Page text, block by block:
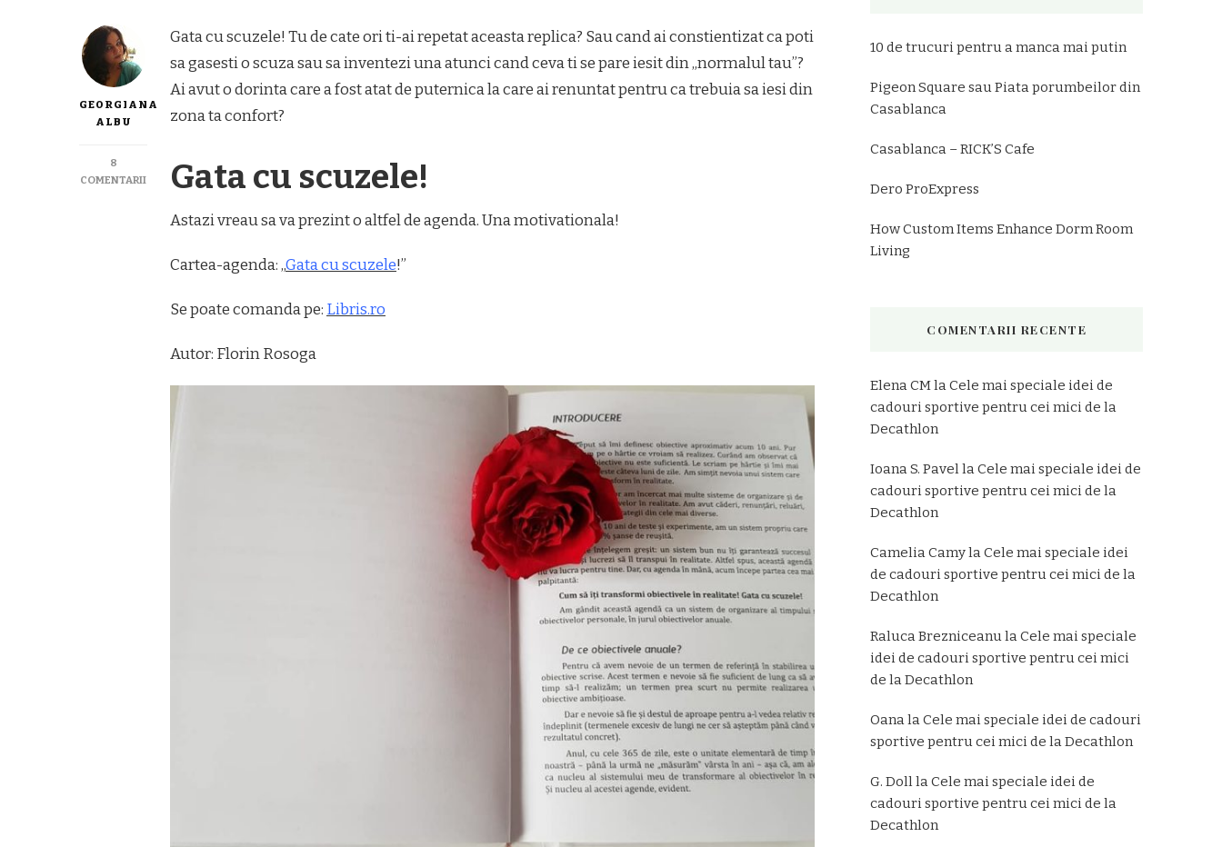
GEORGIANA
ALBU
8
COMENTARIILA
Gata cu scuzele! Tu de cate ori ti-ai repetat aceasta replica? Sau cand ai constientizat ca poti
sa gasesti o scuza sau sa inventezi una atunci cand ceva ti se pare iesit din „normalul tau”?
Ai avut o dorinta care a fost atat de puternica la care ai renuntat pentru ca trebuia sa iesi din
zona ta confort?
Gata cu scuzele!
Astazi vreau sa va prezint o altfel de agenda. Una motivationala!
Cartea-agenda: „Gata cu scuzele!”
Se poate comanda pe: Libris.ro
Autor: Florin Rosoga
10 de trucuri pentru a manca mai putin
Pigeon Square sau Piata porumbeilor din
Casablanca
Casablanca – RICK’S Cafe
Dero ProExpress
How Custom Items Enhance Dorm Room
Living
COMENTARII RECENTE
Elena CMla Cele mai speciale idei de
cadouri sportive pentru cei mici de la
Decathlon
Ioana S. Pavel la Cele mai speciale idei de
cadouri sportive pentru cei mici de la
Decathlon
Camelia Camyla Cele mai speciale idei
de cadouri sportive pentru cei mici de la
Decathlon
Raluca Brezniceanu la Cele mai speciale
idei de cadouri sportive pentru cei mici
de la Decathlon
Oana la Cele mai speciale idei de cadouri
sportive pentru cei mici de la Decathlon
G. Doll la Cele mai speciale idei de
cadouri sportive pentru cei mici de la
Decathlon